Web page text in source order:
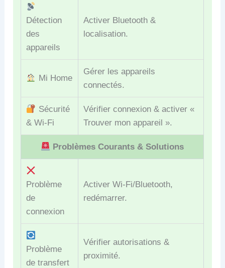
Détection
des
appareils
Activer Bluetooth &
localisation.
Mi Home
Gérer les appareils
connectés.
Sécurité
& Wi-Fi
Vérifier connexion & activer «
Trouver mon appareil ».
Problèmes Courants & Solutions
Problème
de
connexion
Activer Wi-Fi/Bluetooth,
redémarrer.
Problème
de transfert
Vérifier autorisations &
proximité.